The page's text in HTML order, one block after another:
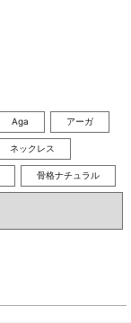
Aga アーガ
ネックレス
骨格ナチュラル